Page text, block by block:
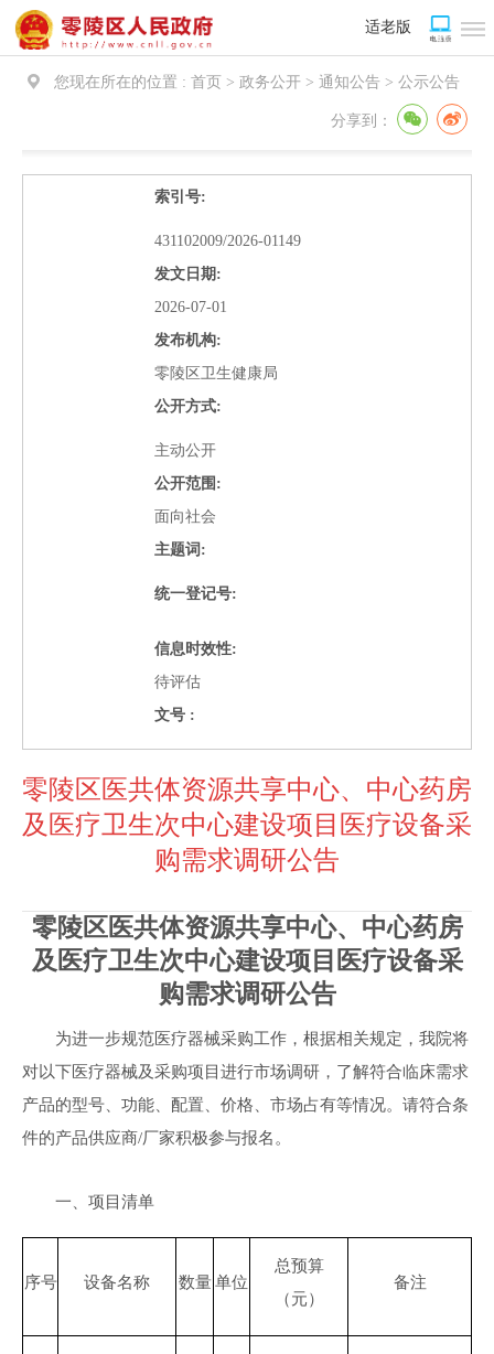
您现在所在的位置 : 首页 > 政务公开 > 通知公告 > 公示公告
分享到：
索引号:
431102009/2026-01149
发文日期:
2026-07-01
发布机构:
零陵区卫生健康局
公开方式:
主动公开
公开范围:
面向社会
主题词:
统一登记号:
信息时效性:
待评估
文号 :
零陵区医共体资源共享中心、中心药房
及医疗卫生次中心建设项目医疗设备采
购需求调研公告
零陵区医共体资源共享中心、中心药房
及医疗卫生次中心建设项目医疗设备采
购需求调研公告
为进一步规范医疗器械采购工作，根据相关规定，我院将
对以下医疗器械及采购项目进行市场调研，了解符合临床需求
产品的型号、功能、配置、价格、市场占有等情况。请符合条
件的产品供应商/厂家积极参与报名。
一、项目清单
序号 设备名称 数量 单位
总预算
（元）
备注
适老版